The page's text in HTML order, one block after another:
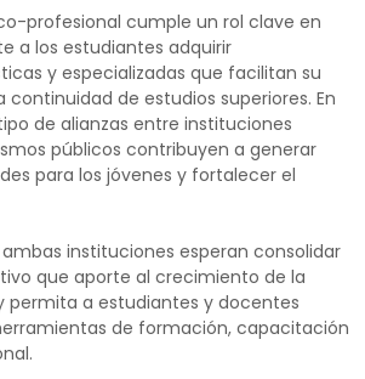
profesional cumple un rol clave en
a los estudiantes adquirir
y especializadas que facilitan su
continuidad de estudios superiores. En
de alianzas entre instituciones
públicos contribuyen a generar
para los jóvenes y fortalecer el
instituciones esperan consolidar
que aporte al crecimiento de la
permita a estudiantes y docentes
de formación, capacitación